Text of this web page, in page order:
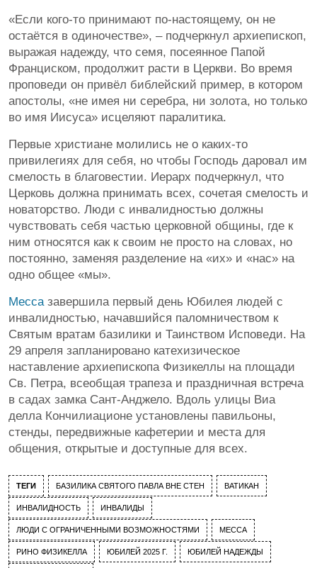
«Если кого-то принимают по-настоящему, он не
остаётся в одиночестве», – подчеркнул архиепископ,
выражая надежду, что семя, посеянное Папой
Франциском, продолжит расти в Церкви. Во время
проповеди он привёл библейский пример, в котором
апостолы, «не имея ни серебра, ни золота, но только
во имя Иисуса» исцеляют паралитика.
Первые христиане молились не о каких-то
привилегиях для себя, но чтобы Господь даровал им
смелость в благовестии. Иерарх подчеркнул, что
Церковь должна принимать всех, сочетая смелость и
новаторство. Люди с инвалидностью должны
чувствовать себя частью церковной общины, где к
ним относятся как к своим не просто на словах, но
постоянно, заменяя разделение на «их» и «нас» на
одно общее «мы».
Месса завершила первый день Юбилея людей с
инвалидностью, начавшийся паломничеством к
Святым вратам базилики и Таинством Исповеди. На
29 апреля запланировано катехизическое
наставление архиепископа Физикеллы на площади
Св. Петра, всеобщая трапеза и праздничная встреча
в садах замка Сант-Анджело. Вдоль улицы Виа
делла Кончилиационе установлены павильоны,
стенды, передвижные кафетерии и места для
общения, открытые и доступные для всех.
ТЕГИ БАЗИЛИКА СВЯТОГО ПАВЛА ВНЕ СТЕН ВАТИКАН
ИНВАЛИДНОСТЬ ИНВАЛИДЫ
ЛЮДИ С ОГРАНИЧЕННЫМИ ВОЗМОЖНОСТЯМИ МЕССА
РИНО ФИЗИКЕЛЛА ЮБИЛЕЙ 2025 Г. ЮБИЛЕЙ НАДЕЖДЫ